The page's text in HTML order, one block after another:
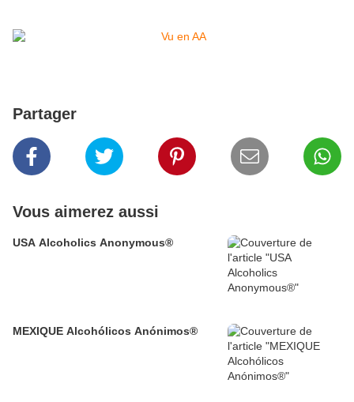
Partager
Vous aimerez aussi
USA Alcoholics Anonymous®
MEXIQUE Alcohólicos Anónimos®